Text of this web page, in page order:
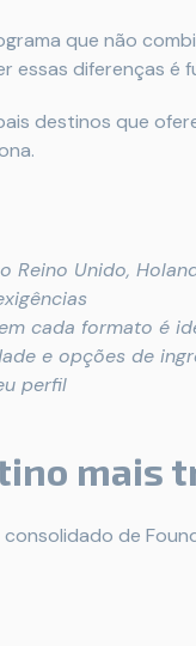
que não
essas diferenças é
destinos que
Reino Unido,
cada formato é
e opções de
perfil
mais
de